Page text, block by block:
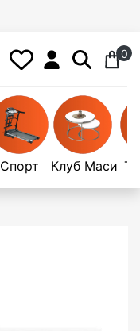
0
Спорт Клуб Маси